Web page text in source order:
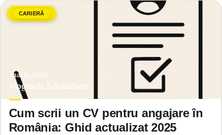
CARIERĂ
mai 6, 2025
Upgrade Education
Cum scrii un CV pentru angajare în
România: Ghid actualizat 2025